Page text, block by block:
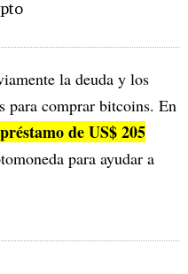
la deuda y los
para comprar bitcoins. En
de US$ 205
para ayudar a